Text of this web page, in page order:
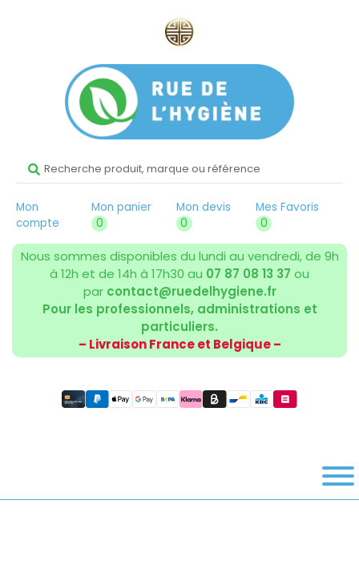
Mon
compte
Mon panier
0
Mon devis
0
Mes Favoris
0
Nous sommes disponibles du lundi au vendredi, de 9h
à 12h et de 14h à 17h30 au 07 87 08 13 37 ou
par contact@ruedelhygiene.fr
Pour les professionnels, administrations et
particuliers.
– Livraison France et Belgique –